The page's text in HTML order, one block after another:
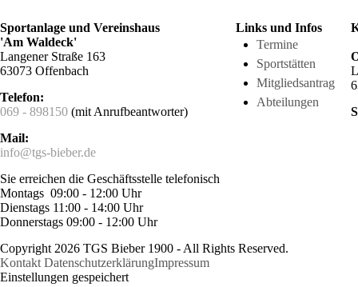
Sportanlage und Vereinshaus
'Am Waldeck'
Langener Straße 163
63073 Offenbach
Telefon:
069 - 898150 (mit Anrufbeantworter)
Mail:
info@tgs-bieber.de
Sie erreichen die Geschäftsstelle telefonisch
Montags 09:00 - 12:00 Uhr
Dienstags 11:00 - 14:00 Uhr
Donnerstags 09:00 - 12:00 Uhr
Links und Infos
Termine
Sportstätten
Mitgliedsantrag
Abteilungen
Copyright 2026 TGS Bieber 1900 - All Rights Reserved.
Kontakt DatenschutzerklärungImpressum
Einstellungen gespeichert